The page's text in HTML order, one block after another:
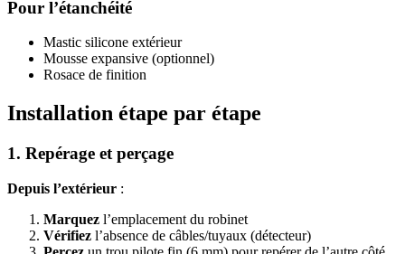
Pour l’étanchéité
Mastic silicone extérieur
Mousse expansive (optionnel)
Rosace de finition
Installation étape par étape
1. Repérage et perçage
Depuis l’extérieur :
Marquez l’emplacement du robinet
Vérifiez l’absence de câbles/tuyaux (détecteur)